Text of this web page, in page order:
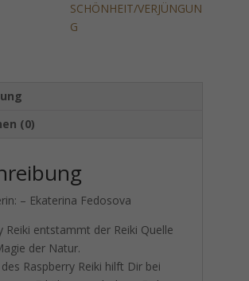
SCHÖNHEIT/VERJÜNGUN
G
(0)
– Ekaterina Fedosova
Reiki entstammt der Reiki Quelle
der Natur.
Raspberry Reiki hilft Dir bei